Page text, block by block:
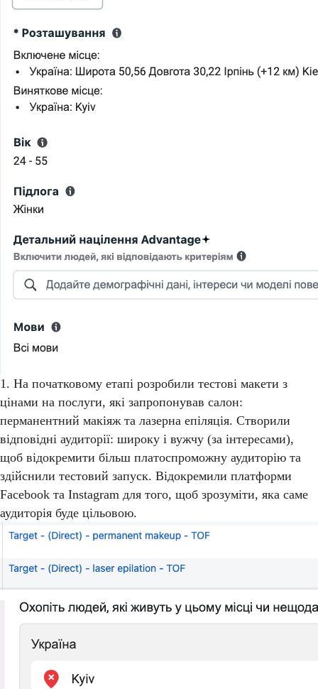
1. На початковому етапі розробили тестові макети з
цінами на послуги, які запропонував салон:
перманентний макіяж та лазерна епіляція. Створили
відповідні аудиторії: широку і вужчу (за інтересами),
щоб відокремити більш платоспроможну аудиторію та
здійснили тестовий запуск. Відокремили платформи
Facebook та Instagram для того, щоб зрозуміти, яка саме
аудиторія буде цільовою.